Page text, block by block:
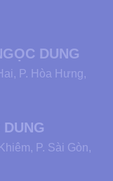
DUNG
P. Hòa Hưng,
P. Sài Gòn,